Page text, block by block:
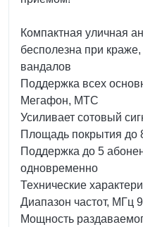
Компактная уличная
бесполезна при
вандалов
Поддержка всех
Мегафон, МТС
Усиливает сотовый
Площадь покрытия до
Поддержка до 5
одновременно
Технические
Диапазон частот, МГц
Мощность